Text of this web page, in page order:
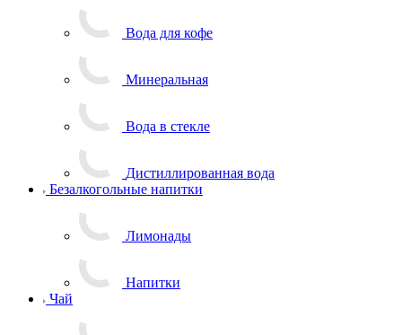
Вода для кофе
Минеральная
Вода в стекле
Дистиллированная вода
Безалкогольные напитки
Лимонады
Напитки
Чай